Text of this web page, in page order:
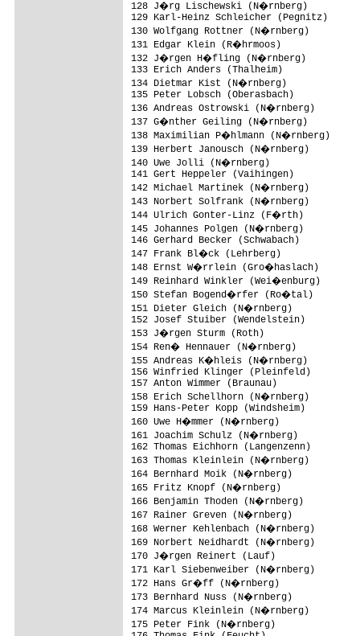
128 J�rg Lischewski (N�rnberg)
129 Karl-Heinz Schleicher (Pegnitz)
130 Wolfgang Rottner (N�rnberg)
131 Edgar Klein (R�hrmoos)
132 J�rgen H�fling (N�rnberg)
133 Erich Anders (Thalheim)
134 Dietmar Kist (N�rnberg)
135 Peter Lobsch (Oberasbach)
136 Andreas Ostrowski
137 G�nther Geiling (N�rnberg)
138 Maximilian P�hlmann
139 Herbert Janousch (N�rnberg)
140 Uwe Jolli (N�rnberg)
141 Gert Heppeler (Vaihingen)
142 Michael Martinek (N�rnberg)
143 Norbert Solfrank (N�rnberg)
144 Ulrich Gonter-Linz (F�rth)
145 Johannes Polgen (N�rnberg)
146 Gerhard Becker (Schwabach)
147 Frank Bl�ck (Lehrberg)
148 Ernst W�rrlein (Gro�haslach)
149 Reinhard Winkler (Wei�enburg)
150 Stefan Bogend�rfer (Ro�tal)
151 Dieter Gleich (N�rnberg)
152 Josef Stuiber (Wendelstein)
153 J�rgen Sturm (Roth)
154 Ren� Hennauer (N�rnberg)
155 Andreas K�hleis (N�rnberg)
156 Winfried Klinger (Pleinfeld)
157 Anton Wimmer (Braunau)
158 Erich Schellhorn (N�rnberg)
159 Hans-Peter Kopp (Windsheim)
160 Uwe H�mmer (N�rnberg)
161 Joachim Schulz (N�rnberg)
162 Thomas Eichhorn
163 Thomas Kleinlein (N�rnberg)
164 Bernhard Moik (N�rnberg)
165 Fritz Knopf (N�rnberg)
166 Benjamin Thoden (N�rnberg)
167 Rainer Greven (N�rnberg)
168 Werner Kehlenbach
169 Norbert Neidhardt (N�rnberg)
170 J�rgen Reinert (Lauf)
171 Karl Siebenweiber (N�rnberg)
172 Hans Gr�ff (N�rnberg)
173 Bernhard Nuss (N�rnberg)
174 Marcus Kleinlein (N�rnberg)
175 Peter Fink (N�rnberg)